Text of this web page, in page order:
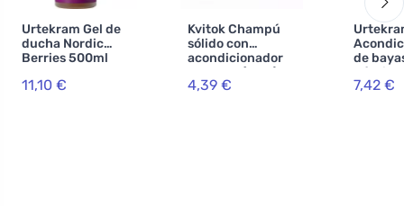
Urtekram Gel de
ducha Nordic
Berries 500ml
11,10 €
Kvitok Champú
sólido con
acondicionador
de maca (25 g) -
estimula el
4,39 €
de
ml
7,42 €